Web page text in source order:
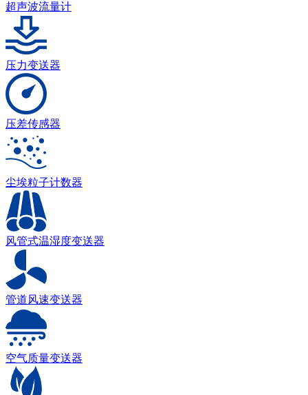
超声波流量计
压力变送器
压差传感器
尘埃粒子计数器
风管式温湿度变送器
管道风速变送器
空气质量变送器